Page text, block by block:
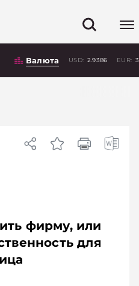
Валюта USD: 2.9386 EUR:
фирму, или
для